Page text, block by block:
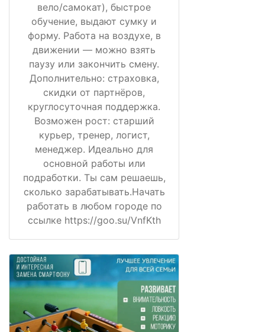
вело/самокат), быстрое
обучение, выдают сумку и
форму. Работа на воздухе, в
движении — можно взять
паузу или закончить смену.
Дополнительно: страховка,
скидки от партнёров,
круглосуточная поддержка.
Возможен рост: старший
курьер, тренер, логист,
менеджер. Идеально для
основной работы или
подработки. Ты сам решаешь,
сколько зарабатывать.Начать
работать в любом городе по
ссылке https://goo.su/VnfKth